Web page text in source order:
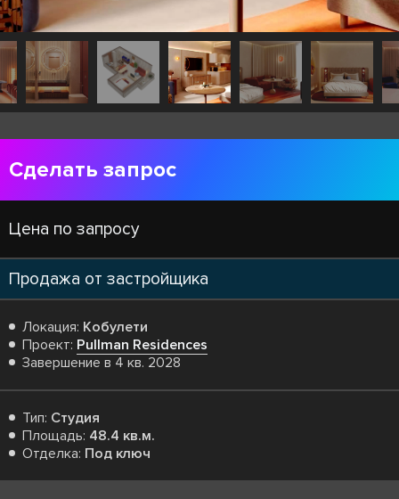
Сделать запрос
Цена по запросу
Продажа от застройщика
Локация: Кобулети
Проект: Pullman Residences
Завершение в 4 кв. 2028
Тип: Студия
Площадь: 48.4 кв.м.
Отделка: Под ключ